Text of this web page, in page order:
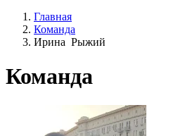
Главная
Команда
Ирина Рыжий
Команда